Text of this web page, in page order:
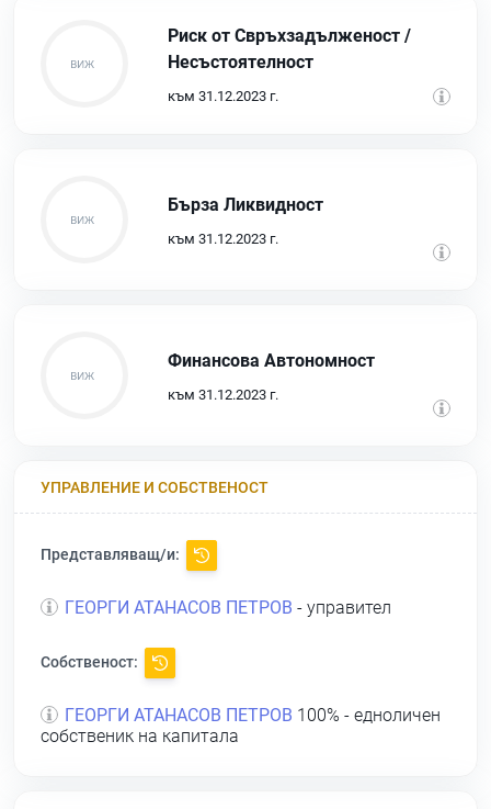
Риск от Свръхзадълженост /
Несъстоятелност
към 31.12.2023 г.
Бърза Ликвидност
към 31.12.2023 г.
Финансова Автономност
към 31.12.2023 г.
УПРАВЛЕНИЕ И СОБСТВЕНОСТ
Представляващ/и:
ГЕОРГИ АТАНАСОВ ПЕТРОВ - управител
Собственост:
ГЕОРГИ АТАНАСОВ ПЕТРОВ 100% - едноличен
собственик на капитала